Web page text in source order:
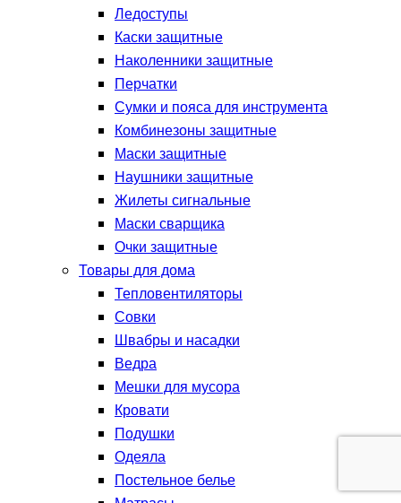
Ледоступы
Каски защитные
Наколенники защитные
Перчатки
Сумки и пояса для инструмента
Комбинезоны защитные
Маски защитные
Наушники защитные
Жилеты сигнальные
Маски сварщика
Очки защитные
Товары для дома
Тепловентиляторы
Совки
Швабры и насадки
Ведра
Мешки для мусора
Кровати
Подушки
Одеяла
Постельное белье